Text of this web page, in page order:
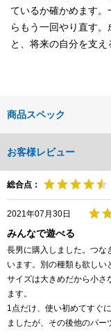
ているか確かめます
らもう一回やり直す
と、将来の自分を支え
商品スペック
お客様レビュー
総合点：
2021年07月30日
みんなで遊べる
長男に購入しました。つな
います。別の種類も欲しい
サイズは大きめだから小さ
ます。
1点だけ、使い初めてすぐ
ましたが、その後他のパー